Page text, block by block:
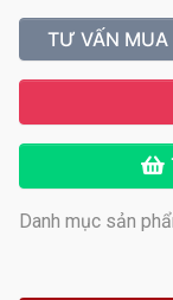
TƯ VẤN MUA
Danh mục sản